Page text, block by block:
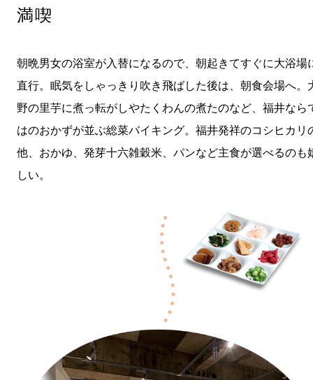
満喫
朝晩男女の浴室が入替になるので、朝起きてすぐに大浴場
直行。眠気をしゃっきり吹き飛ばした後は、朝食会場へ。
野の里芋に煮っ転がしやたくわんの煮たのなど、福井なら
はのおかずが並ぶ総菜バイキング。福井発祥のコシヒカリ
他、おかゆ、発芽十六雑穀米、パンなど主食が選べるのも
しい。